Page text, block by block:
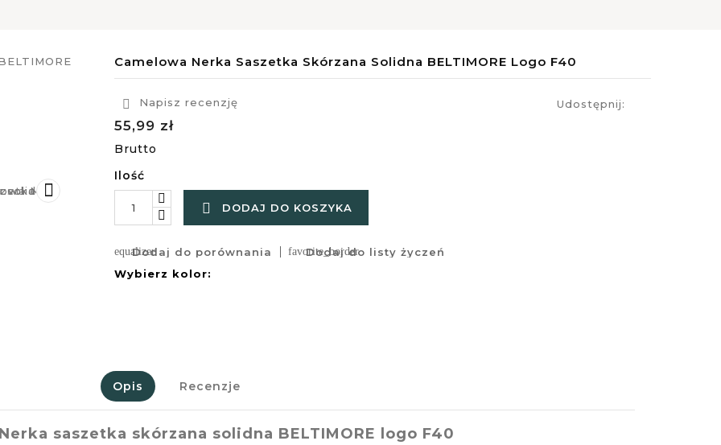

Camelowa Nerka Saszetka Skórzana Solidna BELTIMORE Logo F40
 Napisz recenzję Udostępnij:
55,99 zł
Brutto
Ilość
 DODAJ DO KOSZYKA
equalizer
Dodaj do porównania favorite_border
Dodaj do listy życzeń
Wybierz kolor:
Opis Recenzje
saszetka skórzana solidna BELTIMORE logo F40